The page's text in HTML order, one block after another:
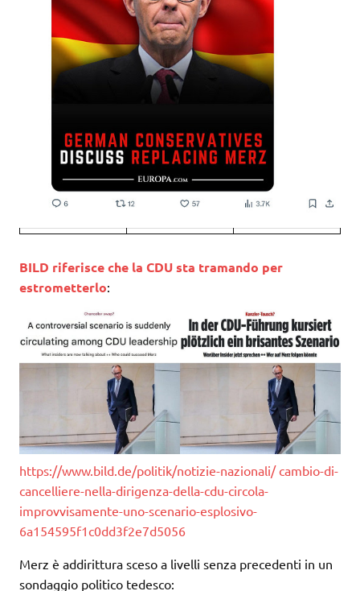
BILD riferisce che la CDU sta tramando per
estrometterlo:
https://www.bild.de/politik/notizie-nazionali/ cambio-di-
cancelliere-nella-dirigenza-della-cdu-circola-
improvvisamente-uno-scenario-esplosivo-
6a154595f1c0dd3f2e7d5056
Merz è addirittura sceso a livelli senza precedenti in un
sondaggio politico tedesco: